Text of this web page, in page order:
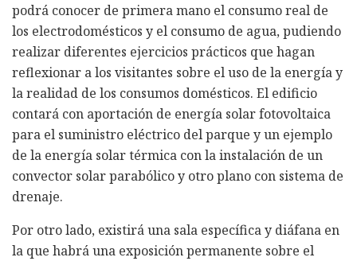
podrá conocer de primera mano el consumo real de
los electrodomésticos y el consumo de agua, pudiendo
realizar diferentes ejercicios prácticos que hagan
reflexionar a los visitantes sobre el uso de la energía y
la realidad de los consumos domésticos. El edificio
contará con aportación de energía solar fotovoltaica
para el suministro eléctrico del parque y un ejemplo
de la energía solar térmica con la instalación de un
convector solar parabólico y otro plano con sistema de
drenaje.
Por otro lado, existirá una sala específica y diáfana en
la que habrá una exposición permanente sobre el